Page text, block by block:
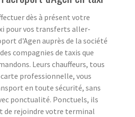
dès à présent votre
pour vos transferts aller-
d'Agen auprès de la société
compagnies de taxis que
Leurs chauffeurs, tous
professionnelle, vous
en toute sécurité, sans
ponctualité. Ponctuels, ils
de rejoindre votre terminal